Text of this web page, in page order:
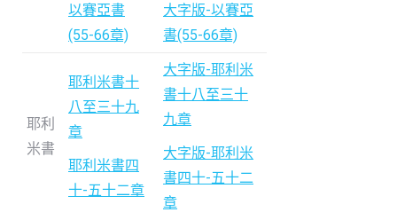
以賽亞書
(55-66章)
大字版-以賽亞
書(55-66章)
耶利
米書
耶利米書十
八至三十九
章
耶利米書四
十-五十二章
大字版-耶利米
書十八至三十
九章
大字版-耶利米
書四十-五十二
章